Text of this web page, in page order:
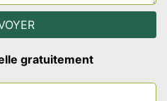
gratuitement